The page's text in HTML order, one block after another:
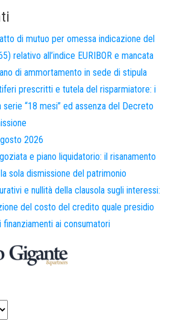
di mutuo per omessa indicazione del
relativo all’indice EURIBOR e mancata
di ammortamento in sede di stipula
prescritti e tutela del risparmiatore: i
serie “18 mesi” ed assenza del Decreto
2026
e piano liquidatorio: il risanamento
sola dismissione del patrimonio
e nullità della clausola sugli interessi:
del costo del credito quale presidio
finanziamenti ai consumatori